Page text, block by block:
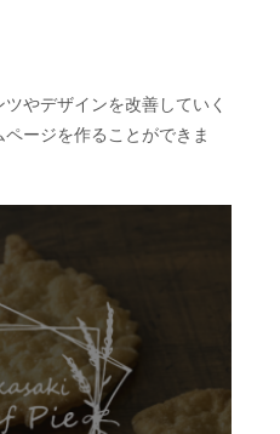
やデザインを改善していく
ージを作ることができま